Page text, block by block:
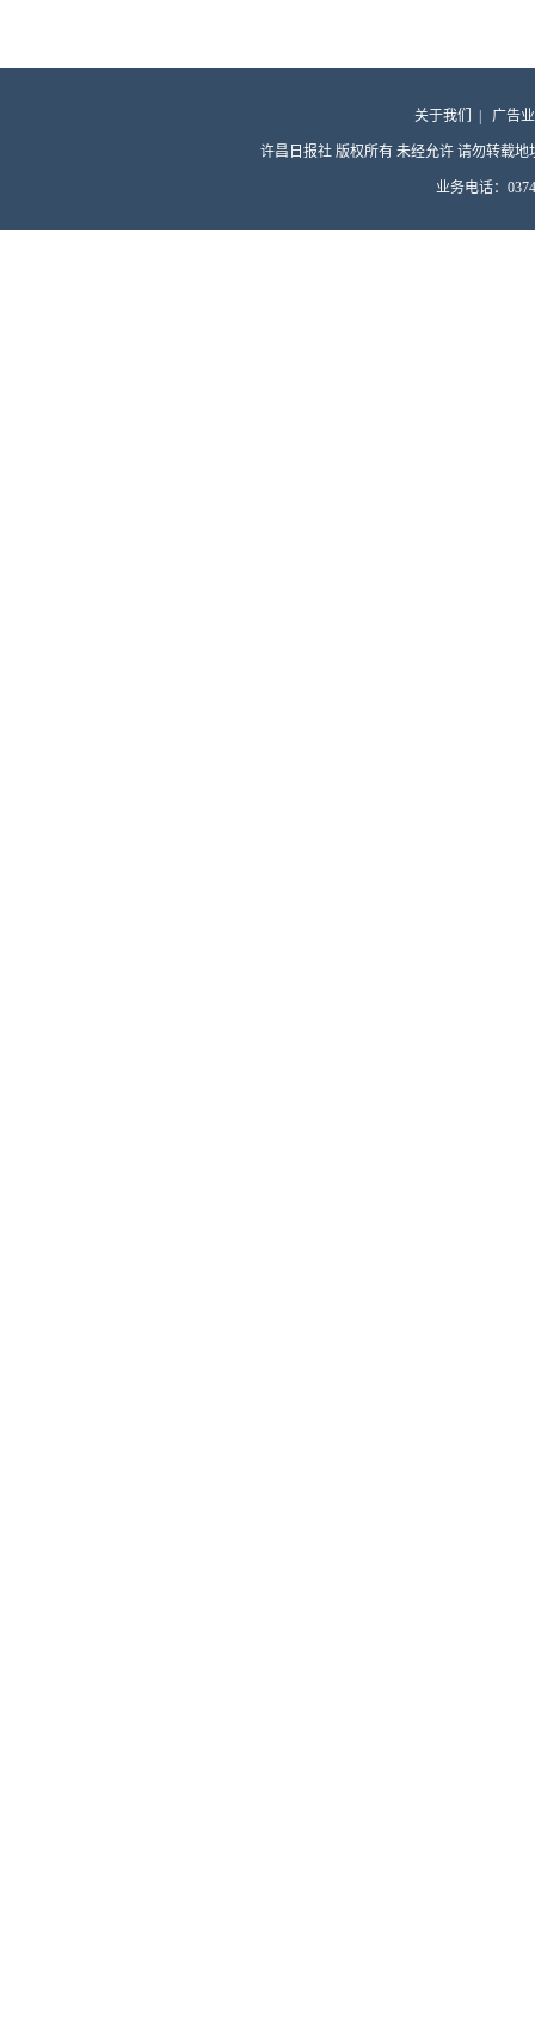
关于我们 广告
许昌日报社 版权所有 未经允许 请勿转载地
业务电话：